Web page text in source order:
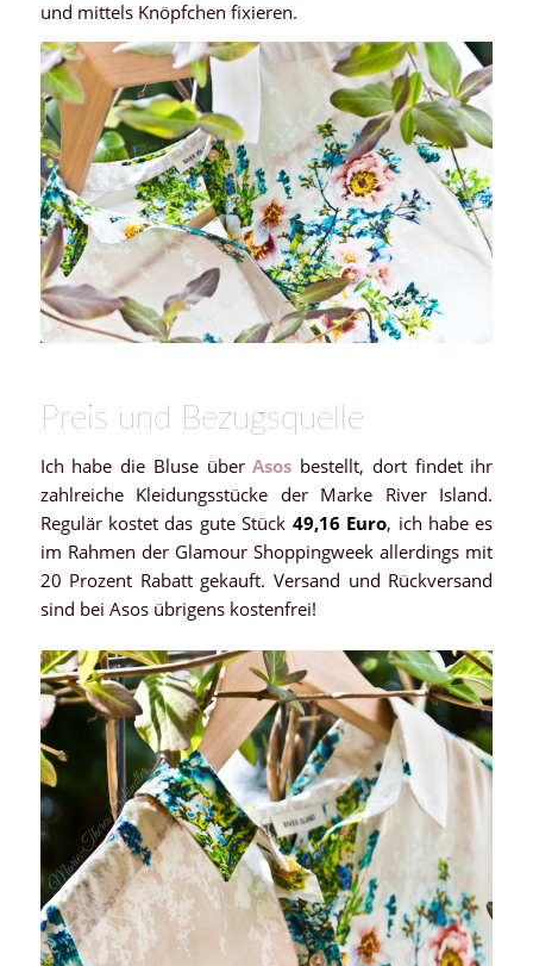
und mittels Knöpfchen fixieren.
Preis und Bezugsquelle
Ich habe die Bluse überAsos bestellt, dort findet ihr
zahlreiche Kleidungsstücke der Marke River Island.
Regulär kostet das gute Stück 49,16 Euro, ich habe es
im Rahmen der Glamour Shoppingweek allerdings mit
20 Prozent Rabatt gekauft. Versand und Rückversand
sind bei Asos übrigens kostenfrei!